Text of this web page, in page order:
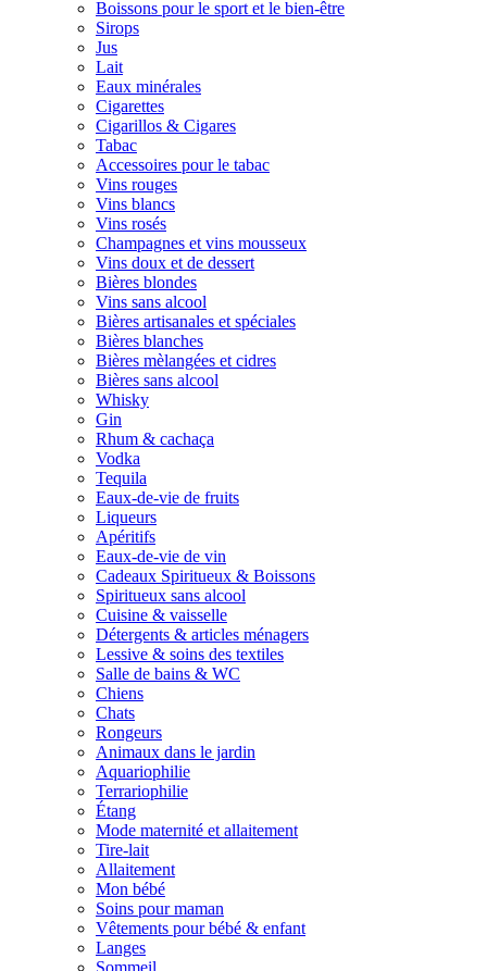
Boissons pour le sport et le bien-être
Sirops
Jus
Lait
Eaux minérales
Cigarettes
Cigarillos & Cigares
Tabac
Accessoires pour le tabac
Vins rouges
Vins blancs
Vins rosés
Champagnes et vins mousseux
Vins doux et de dessert
Bières blondes
Vins sans alcool
Bières artisanales et spéciales
Bières blanches
Bières mèlangées et cidres
Bières sans alcool
Whisky
Gin
Rhum & cachaça
Vodka
Tequila
Eaux-de-vie de fruits
Liqueurs
Apéritifs
Eaux-de-vie de vin
Cadeaux Spiritueux & Boissons
Spiritueux sans alcool
Cuisine & vaisselle
Détergents & articles ménagers
Lessive & soins des textiles
Salle de bains & WC
Chiens
Chats
Rongeurs
Animaux dans le jardin
Aquariophilie
Terrariophilie
Étang
Mode maternité et allaitement
Tire-lait
Allaitement
Mon bébé
Soins pour maman
Vêtements pour bébé & enfant
Langes
Sommeil